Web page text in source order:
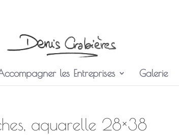
les Entreprises Galerie
aquarelle 28×38